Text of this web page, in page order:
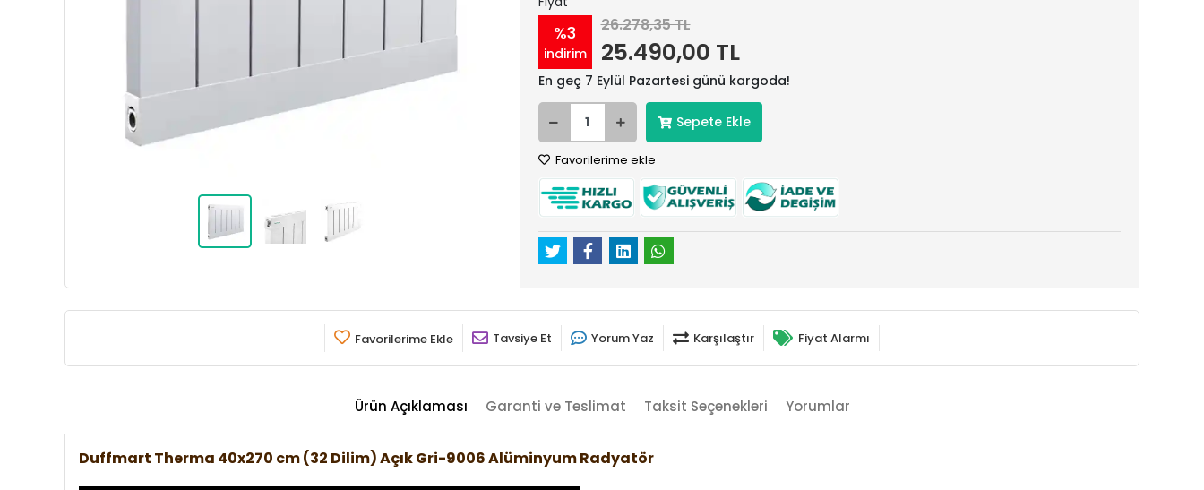
%3
indirim
26.278,35 TL
25.490,00 TL
En geç 7 Eylül Pazartesi günü kargoda!
Sepete Ekle
Favorilerime ekle
Favorilerime Ekle Tavsiye Et Yorum Yaz Karşılaştır Fiyat Alarmı
Ürün Açıklaması Garanti ve Teslimat Taksit Seçenekleri Yorumlar
Duffmart Therma 40x270 cm (32 Dilim) Açık Gri-9006 Alüminyum Radyatör